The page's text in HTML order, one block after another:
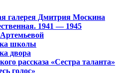
галерея Дмитрия Москина
1941 — 1945
школы
двора
рассказа «Сестра таланта»
голос»